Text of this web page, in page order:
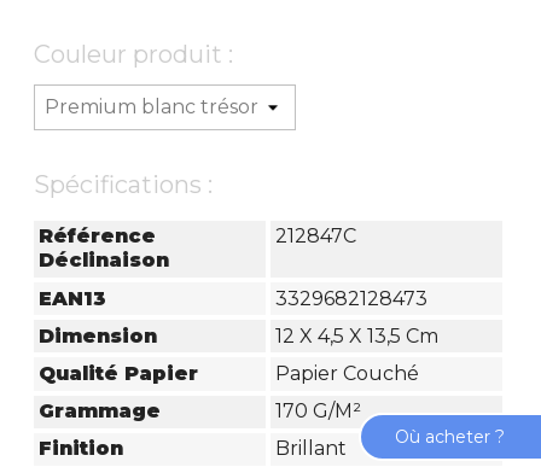
Couleur produit :
Spécifications :
Référence
Déclinaison
212847C
EAN13
3329682128473
Dimension
12 X 4,5 X 13,5 Cm
Qualité Papier
Papier Couché
Grammage
170 G/m²
Finition
Brillant
Où acheter ?